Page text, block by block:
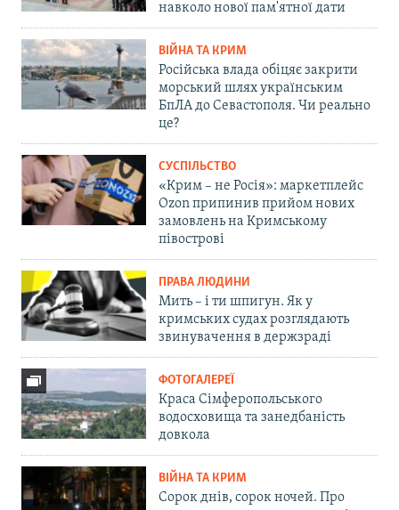
навколо нової пам'ятної дати
ВІЙНА ТА КРИМ
Російська влада обіцяє закрити
морський шлях українським
БпЛА до Севастополя. Чи реально
це?
СУСПІЛЬСТВО
«Крим – не Росія»: маркетплейс
Ozon припинив прийом нових
замовлень на Кримському
півострові
ПРАВА ЛЮДИНИ
Мить – і ти шпигун. Як у
кримських судах розглядають
звинувачення в держзраді
ФОТОГАЛЕРЕЇ
Краса Сімферопольського
водосховища та занедбаність
довкола
ВІЙНА ТА КРИМ
Сорок днів, сорок ночей. Про